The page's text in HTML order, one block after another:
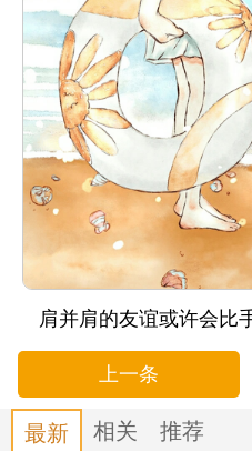
肩并肩的友谊或许会比
上一条
最新 相关 推荐